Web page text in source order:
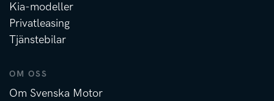
Kia-modeller
Privatleasing
Tjänstebilar
OM OSS
Om Svenska Motor